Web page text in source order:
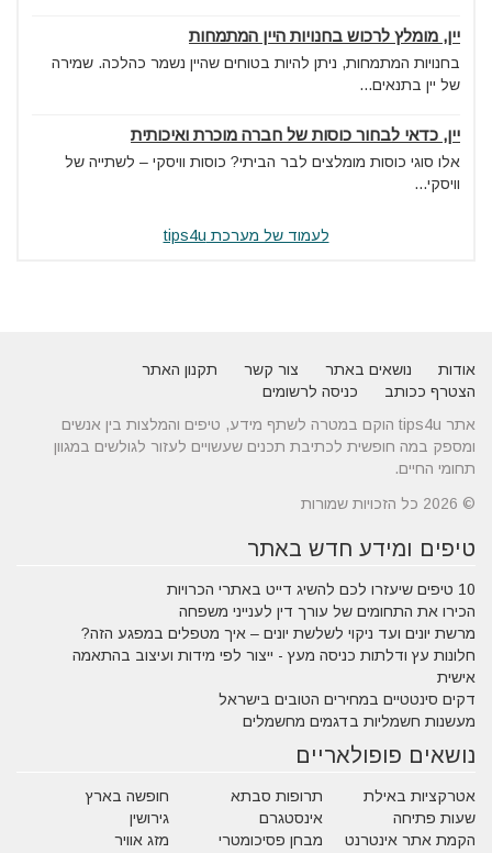
יין, מומלץ לרכוש בחנויות היין המתמחות
בחנויות המתמחות, ניתן להיות בטוחים שהיין נשמר כהלכה. שמירה
של יין בתנאים...
יין, כדאי לבחור כוסות של חברה מוכרת ואיכותית
אלו סוגי כוסות מומלצים לבר הביתי? כוסות וויסקי – לשתייה של
וויסקי...
לעמוד של מערכת tips4u
אודות נושאים באתר צור קשר
תקנון האתר
הצטרף ככותב
כניסה לרשומים
אתר tips4u הוקם במטרה לשתף מידע, טיפים והמלצות בין אנשים
ומספק במה חופשית לכתיבת תכנים שעשויים לעזור לגולשים במגוון
תחומי החיים.
© 2026 כל הזכויות שמורות
טיפים ומידע חדש באתר
10 טיפים שיעזרו לכם להשיג דייט באתרי הכרויות
הכירו את התחומים של עורך דין לענייני משפחה
מרשת יונים ועד ניקוי לשלשת יונים – איך מטפלים במפגע הזה?
חלונות עץ ודלתות כניסה מעץ - ייצור לפי מידות ועיצוב בהתאמה
אישית
דקים סינטטיים במחירים הטובים בישראל
מעשנות חשמליות בדגמים מחשמלים
נושאים פופולאריים
אטרקציות באילת תרופות סבתא
חופשה בארץ
שעות פתיחה
אינסטגרם
גירושין
הקמת אתר אינטרנט
מבחן פסיכומטרי מזג אוויר